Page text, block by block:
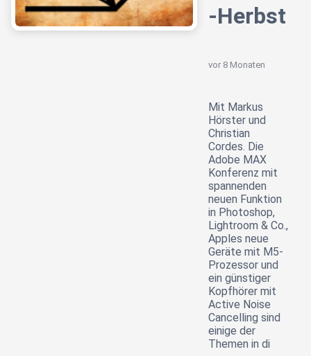
-Herbst
vor 8 Monaten
Mit Markus
Hörster und
Christian
Cordes. Die
Adobe MAX
Konferenz mit
spannenden
neuen Funktion
in Photoshop,
Lightroom & Co.,
Apples neue
Geräte mit M5-
Prozessor und
ein günstiger
Kopfhörer mit
Active Noise
Cancelling sind
einige der
Themen in di